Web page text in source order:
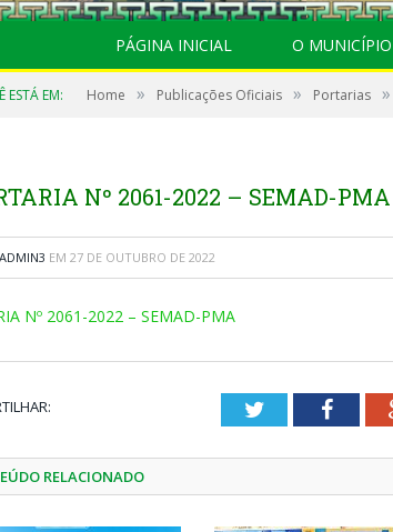
PÁGINA INICIAL O MUNICÍPIO
ESTÁ EM: Home » Publicações Oficiais » Portarias »
Nº 2061-2022 – SEMAD-PMA
EM 27 DE OUTUBRO DE 2022
Nº 2061-2022 – SEMAD-PMA
Twitter
RELACIONADO